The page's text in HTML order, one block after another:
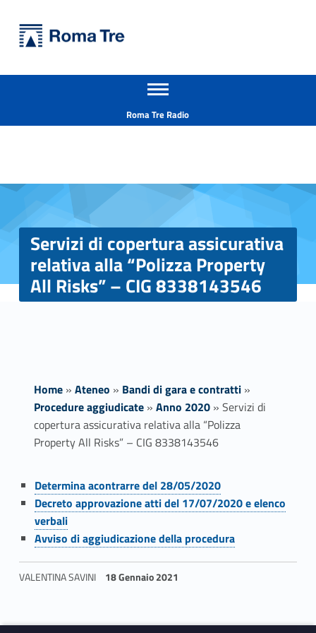
Servizi di copertura assicurativa relativa alla “Polizza Property All Risks” - CIG 8338143546 - Università Roma Tre
Apri il menu secondario
Roma Tre Radio
Servizi di copertura assicurativa
relativa alla “Polizza Property
All Risks” – CIG 8338143546
Home» Ateneo » Bandi di gara e contratti»
Procedure aggiudicate» Anno 2020» Servizi di
copertura assicurativa relativa alla “Polizza
Property All Risks” – CIG 8338143546
S
r
v
Link identifier #identifier__134359-1
Determina acontrarre del 28/05/2020
Link identifier #identifier__82978-2
Decreto approvazione atti del 17/07/2020 e elenco
verbali
Link identifier #identifier__119431-3
Avviso di aggiudicazione della procedura
VALENTINA SAVINI 18 Gennaio 2021